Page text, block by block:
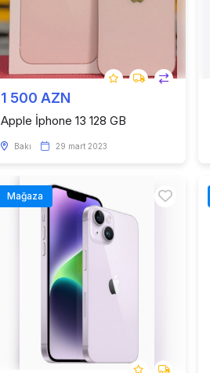
1 500 AZN
Apple İphone 13 128 GB
Bakı 29 mart 2023
Mağaza